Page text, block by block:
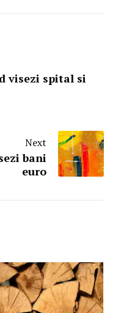
visezi spital si
Next
bani
euro